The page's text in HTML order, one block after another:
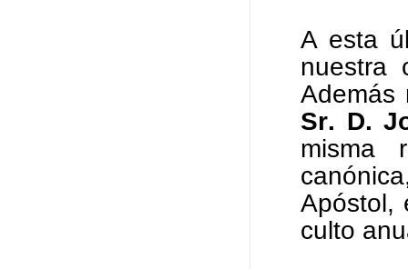
A esta
nuestra
Además
Sr. D.
misma
Apóstol,
culto